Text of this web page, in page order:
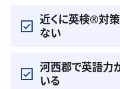
近くに英検®️対
ない
河西郡で英語力
いる